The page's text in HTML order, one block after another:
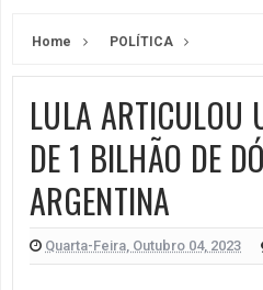
Home POLÍTICA
LULA ARTICULOU
DE 1 BILHÃO DE
ARGENTINA
Quarta-Feira, Outubro 04, 2023